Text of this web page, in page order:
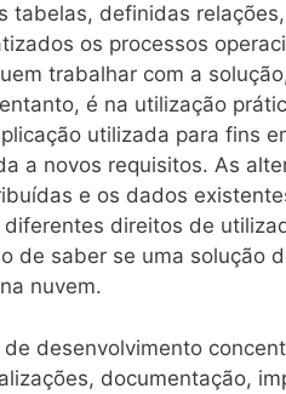
tabelas, definidas
os processos
trabalhar com a
é na utilização
utilizada para fins
a novos requisitos. As
e os dados
direitos de
de saber se uma solução
nuvem.
desenvolvimento
documentação,